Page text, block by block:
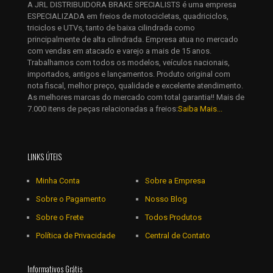
eu comentar.
A JRL DISTRIBUIDORA BRAKE SPECIALISTS é uma empresa
ESPECIALIZADA em freios de motocicletas, quadriciclos,
triciclos e UTVs, tanto de baixa cilindrada como
principalmente de alta cilindrada. Empresa atua no mercado
com vendas em atacado e varejo a mais de 15 anos.
Trabalhamos com todos os modelos, veículos nacionais,
importados, antigos e lançamentos. Produto original com
nota fiscal, melhor preço, qualidade e excelente atendimento.
As melhores marcas do mercado com total garantia!! Mais de
7.000 itens de peças relacionadas a freios:Saiba Mais...
LINKS ÚTEIS
Minha Conta
Sobre o Pagamento
Sobre o Frete
Política de Privacidade
Sobre a Empresa
Nosso Blog
Todos Produtos
Central de Contato
Informativos Grátis